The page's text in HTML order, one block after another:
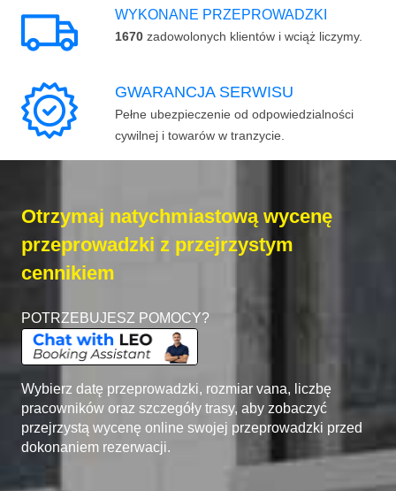
WYKONANE PRZEPROWADZKI
1670 zadowolonych klientów i wciąż liczymy.
GWARANCJA SERWISU
Pełne ubezpieczenie od odpowiedzialności
cywilnej i towarów w tranzycie.
Otrzymaj natychmiastową wycenę
przeprowadzki z przejrzystym
cennikiem
POTRZEBUJESZ POMOCY?
Wybierz datę przeprowadzki, rozmiar vana, liczbę
pracowników oraz szczegóły trasy, aby zobaczyć
przejrzystą wycenę online swojej przeprowadzki przed
dokonaniem rezerwacji.